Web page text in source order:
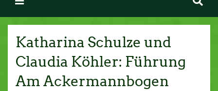
Katharina Schulze und
Claudia Köhler: Führung
Am Ackermannbogen